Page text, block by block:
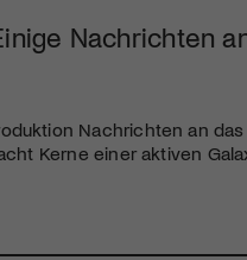
Nachrichten
Nachrichten an das
Kerne einer aktiven